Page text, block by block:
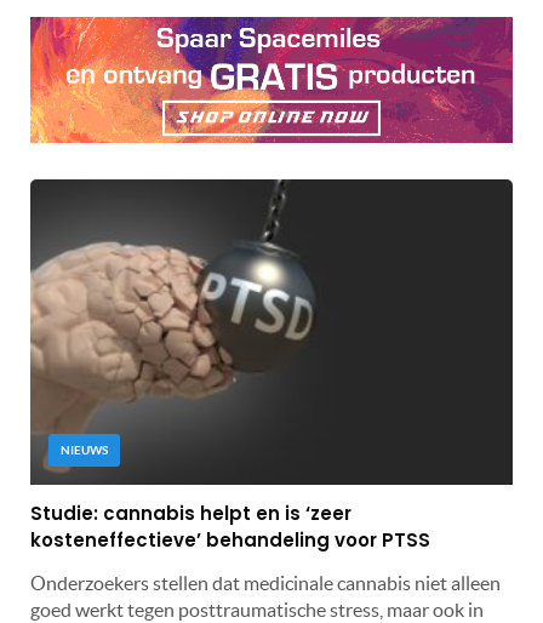
NIEUWS
Studie: cannabis helpt en is ‘zeer
kosteneffectieve’ behandeling voor PTSS
Onderzoekers stellen dat medicinale cannabis niet alleen
goed werkt tegen posttraumatische stress, maar ook in